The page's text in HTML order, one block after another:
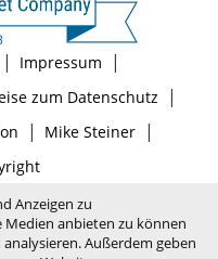
| Impressum |
zum Datenschutz |
| Mike Steiner|
Anzeigen zu
anbieten zu können
Außerdem geben